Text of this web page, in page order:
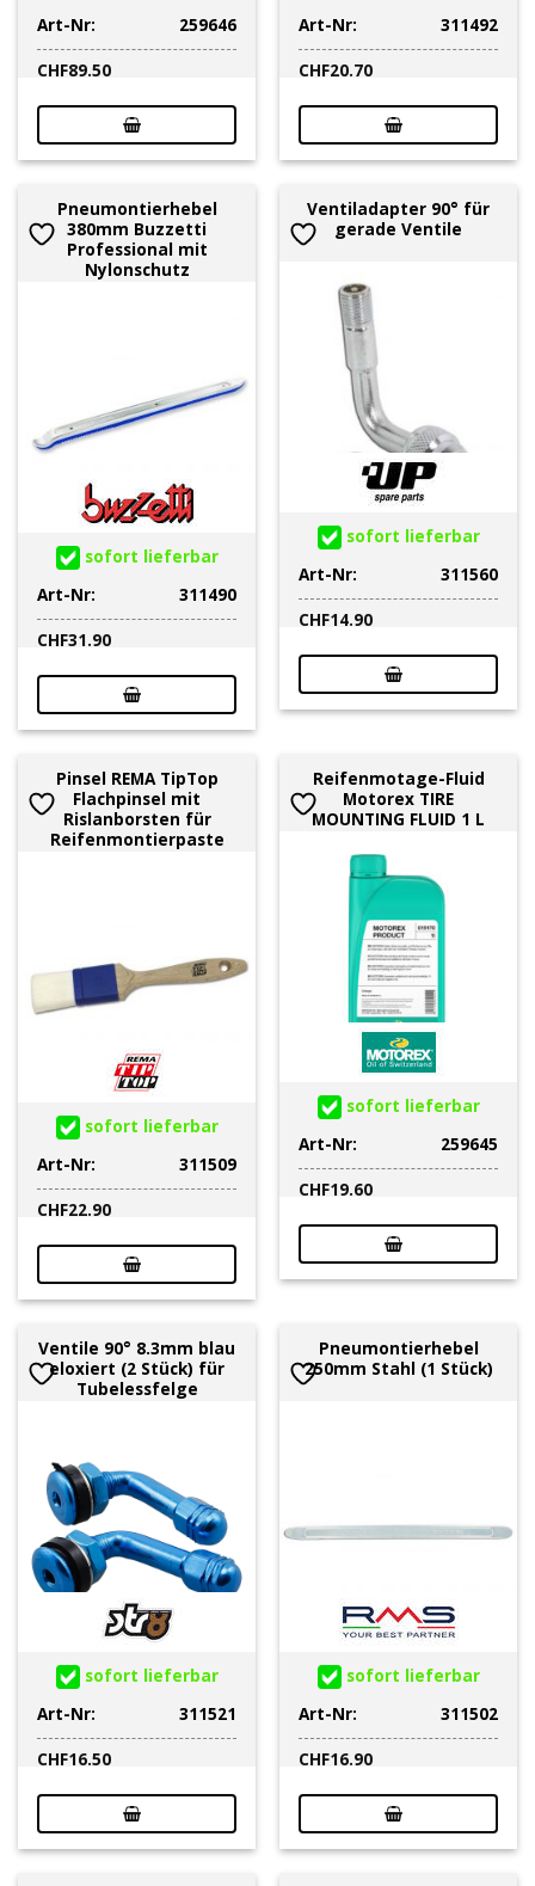
Art-Nr:
259646
CHF89.50
Art-Nr:
311492
CHF20.70
Pneumontierhebel
380mm Buzzetti
Professional mit
Nylonschutz
sofort lieferbar
Art-Nr:
311490
CHF31.90
Ventiladapter 90° für
gerade Ventile
sofort lieferbar
Art-Nr:
311560
CHF14.90
Pinsel REMA TipTop
Flachpinsel mit
Rislanborsten für
Reifenmontierpaste
sofort lieferbar
Art-Nr:
311509
CHF22.90
Reifenmotage-Fluid
Motorex TIRE
MOUNTING FLUID 1 L
sofort lieferbar
Art-Nr:
259645
CHF19.60
Ventile 90° 8.3mm blau
eloxiert (2 Stück) für
Tubelessfelge
sofort lieferbar
Art-Nr:
311521
CHF16.50
Pneumontierhebel
250mm Stahl (1 Stück)
sofort lieferbar
Art-Nr:
311502
CHF16.90